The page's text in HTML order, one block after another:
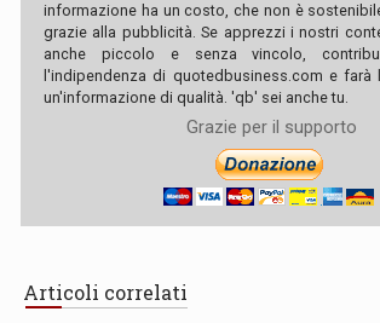
informazione ha un costo, che non è
grazie alla pubblicità. Se apprezzi i nostri
anche piccolo e senza vincolo,
l'indipendenza di quotedbusiness.com e
un'informazione di qualità. 'qb' sei anche tu.
Grazie per il supporto
Articoli correlati